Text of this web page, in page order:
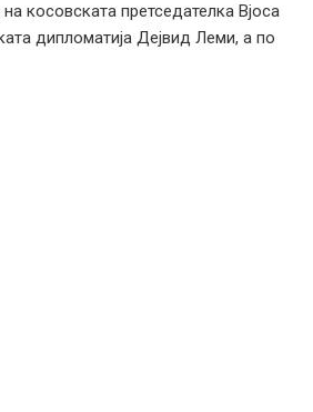
косовската претседателка Вјоса
дипломатија Дејвид Леми, а по